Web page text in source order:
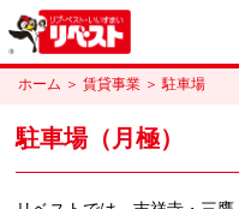
ホーム ＞ 賃貸事業 ＞ 駐車場
駐車場（月極）